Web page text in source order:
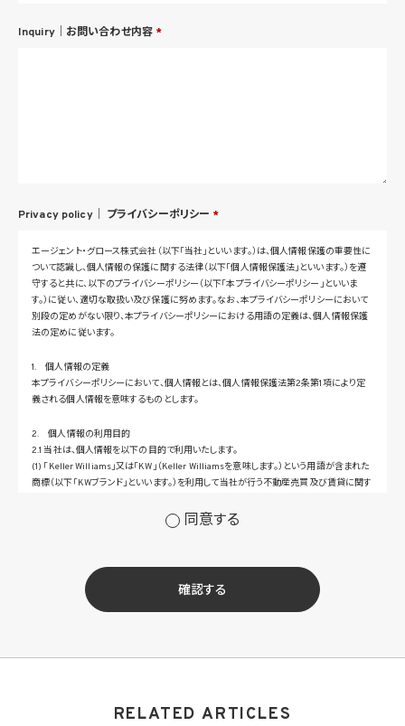
Inquiry｜お問い合わせ内容 *
Privacy policy｜ プライバシーポリシー *
エージェント・グロース株式会社（以下「当社」といいます。）は、個人情報保護の重要性に
ついて認識し、個人情報の保護に関する法律（以下「個人情報保護法」といいます。）を遵
守すると共に、以下のプライバシーポリシー（以下「本プライバシーポリシー」といいま
す。）に従い、適切な取扱い及び保護に努めます。なお、本プライバシーポリシーにおいて
別段の定めがない限り、本プライバシーポリシーにおける用語の定義は、個人情報保護
法の定めに従います。
1. 個人情報の定義
本プライバシーポリシーにおいて、個人情報とは、個人情報保護法第2条第1項により定
義される個人情報を意味するものとします。
2. 個人情報の利用目的
2.1 当社は、個人情報を以下の目的で利用いたします。
(1) 「Keller Williams」又は「KW」（Keller Williamsを意味します。）という用語が含まれた
商標（以下「KWブランド」といいます。）を利用して当社が行う不動産売買及び賃貸に関す
(2) 当社サービス及び当社がKWブランドのライセンスを行う対象となる事業者（サブラ
せ等への対応のため
(3) 当社の商品、サービス等のご案内のため
(4) 当社サービスに関する当社の規約、ポリシー等（以下「規約等」といいます。）に違反す
る行為に対する対応のため
の開発等に役立てるため
も外国に所在する場合を含みます。）に対し個人情報（(i)当社サービスにおける顧客に関
同意する
確認する
RELATED ARTICLES